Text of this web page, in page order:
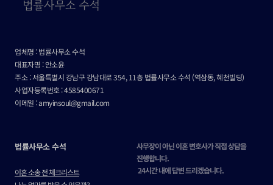
업체명 : 법률사무소 수석
대표자명 : 안소윤
주소 : 서울특별시 강남구 강남대로 354, 11층 법률사무소 수석 (역삼동, 혜천빌딩)
사업자등록번호 : 4585400671
이메일 : amyinsoul@gmail.com
법률사무소 수석
이혼 소송 전 체크리스트
사무장이 아닌 이혼 변호사가 직접 상담을
진행합니다.
24시간 내에 답변 드리겠습니다.